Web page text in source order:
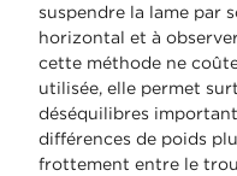
suspendre la lame par
horizontal et à
cette méthode ne
utilisée, elle permet
déséquilibres
différences de poids
frottement entre le